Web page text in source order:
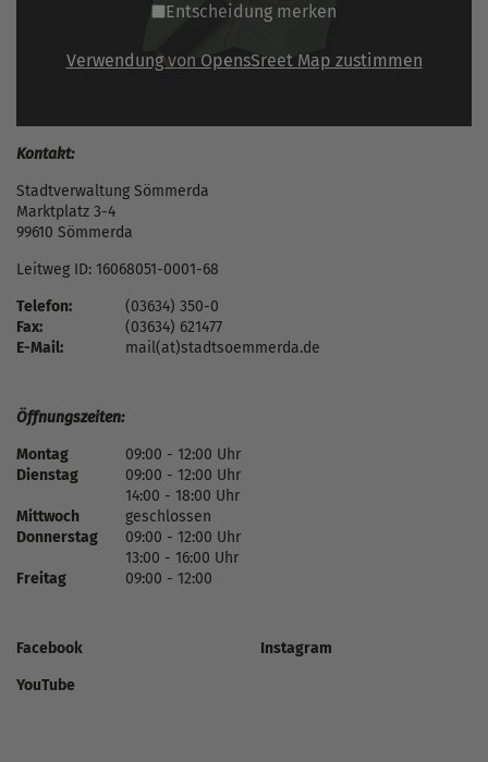
Entscheidung merken
Verwendung von OpensSreet Map zustimmen
Kontakt:
Stadtverwaltung Sömmerda
Marktplatz 3-4
99610 Sömmerda
Leitweg ID: 16068051-0001-68
Telefon:
(03634) 350-0
Fax:
(03634) 621477
E-Mail:
mail(at)stadtsoemmerda.de
Öffnungszeiten:
Montag
09:00 - 12:00 Uhr
Dienstag
09:00 - 12:00 Uhr
14:00 - 18:00 Uhr
Mittwoch
geschlossen
Donnerstag
09:00 - 12:00 Uhr
13:00 - 16:00 Uhr
Freitag
09:00 - 12:00
Facebook
Instagram
YouTube